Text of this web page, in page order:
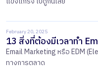
February 20, 2025
13 สิ่งที่ต้องมีเวลาทำ
Email Marketing หรือ EDM
ทางการตลาด